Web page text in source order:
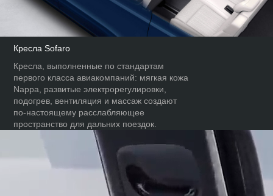
Кресла Sofaro
Кресла, выполненные по стандартам
первого класса авиакомпаний: мягкая кожа
Nappa, развитые электрорегулировки,
подогрев, вентиляция и массаж создают
по‑настоящему расслабляющее
пространство для дальних поездок.